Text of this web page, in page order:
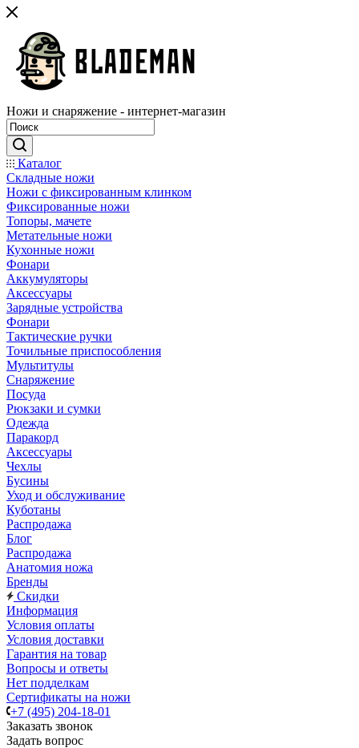
Ножи и снаряжение - интернет-магазин
Каталог
Складные ножи
Ножи с фиксированным клинком
Фиксированные ножи
Топоры, мачете
Метательные ножи
Кухонные ножи
Фонари
Аккумуляторы
Аксессуары
Зарядные устройства
Фонари
Тактические ручки
Точильные приспособления
Мультитулы
Снаряжение
Посуда
Рюкзаки и сумки
Одежда
Паракорд
Аксессуары
Чехлы
Бусины
Уход и обслуживание
Куботаны
Распродажа
Блог
Распродажа
Анатомия ножа
Бренды
Скидки
Информация
Условия оплаты
Условия доставки
Гарантия на товар
Вопросы и ответы
Нет подделкам
Сертификаты на ножи
+7 (495) 204-18-01
Заказать звонок
Задать вопрос